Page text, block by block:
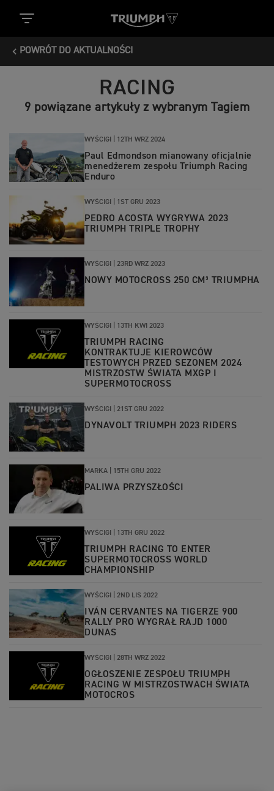
POWRÓT DO AKTUALNOŚCI
RACING
9 powiązane artykuły z wybranym Tagiem
WYŚCIGI | 12TH WRZ 2024
Paul Edmondson mianowany oficjalnie
menedżerem zespołu Triumph Racing
Enduro
WYŚCIGI | 1ST GRU 2023
PEDRO ACOSTA WYGRYWA 2023
TRIUMPH TRIPLE TROPHY
WYŚCIGI | 23RD WRZ 2023
NOWY MOTOCROSS 250 CM³ TRIUMPHA
WYŚCIGI | 13TH KWI 2023
TRIUMPH RACING
KONTRAKTUJE KIEROWCÓW
TESTOWYCH PRZED SEZONEM 2024
MISTRZOSTW ŚWIATA MXGP I
SUPERMOTOCROSS
WYŚCIGI | 21ST GRU 2022
DYNAVOLT TRIUMPH 2023 RIDERS
MARKA | 15TH GRU 2022
PALIWA PRZYSZŁOŚCI
WYŚCIGI | 13TH GRU 2022
TRIUMPH RACING TO ENTER
SUPERMOTOCROSS WORLD
CHAMPIONSHIP
WYŚCIGI | 2ND LIS 2022
IVÁN CERVANTES NA TIGERZE 900
RALLY PRO WYGRAŁ RAJD 1000
DUNAS
WYŚCIGI | 28TH WRZ 2022
OGŁOSZENIE ZESPOŁU TRIUMPH
RACING W MISTRZOSTWACH ŚWIATA
MOTOCROS